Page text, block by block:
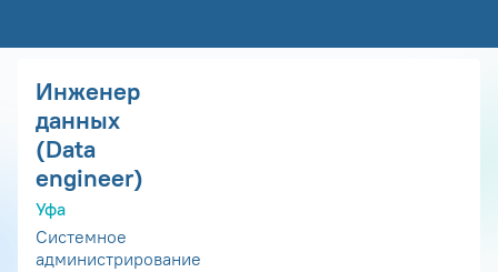
Инженер
данных
(Data
engineer)
Уфа
Системное
администрирование